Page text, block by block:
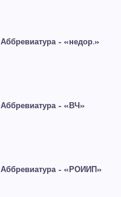
Аббревиатура – «недор.»
Аббревиатура – «ВЧ»
Аббревиатура – «РОИИП»